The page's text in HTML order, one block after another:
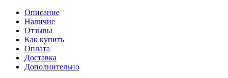
Описание
Наличие
Отзывы
Как купить
Оплата
Доставка
Дополнительно